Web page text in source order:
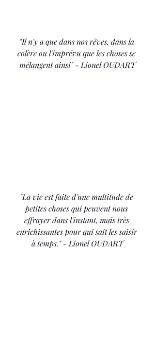
"Il n'y a que dans nos rêves, dans la
colère ou l'imprévu que les choses se
mélangent ainsi" - Lionel OUDART
"La vie est faite d'une multitude de
petites choses qui peuvent nous
effrayer dans l'instant, mais très
enrichissantes pour qui sait les saisir
à temps." - Lionel OUDART